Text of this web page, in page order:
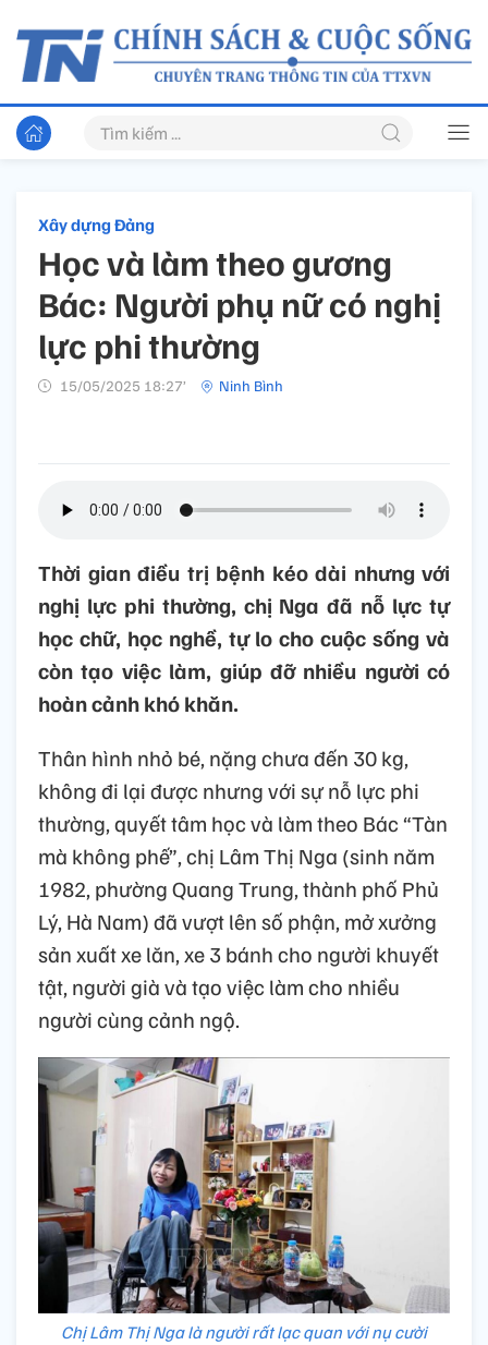
Xây dựng Đảng
Học và làm theo gương
Bác: Người phụ nữ có nghị
lực phi thường
15/05/2025 18:27’ Ninh Bình
Thời gian điều trị bệnh kéo dài nhưng với
nghị lực phi thường, chị Nga đã nỗ lực tự
học chữ, học nghề, tự lo cho cuộc sống và
còn tạo việc làm, giúp đỡ nhiều người có
hoàn cảnh khó khăn.
Thân hình nhỏ bé, nặng chưa đến 30 kg,
không đi lại được nhưng với sự nỗ lực phi
thường, quyết tâm học và làm theo Bác “Tàn
mà không phế”, chị Lâm Thị Nga (sinh năm
1982, phường Quang Trung, thành phố Phủ
Lý, Hà Nam) đã vượt lên số phận, mở xưởng
sản xuất xe lăn, xe 3 bánh cho người khuyết
tật, người già và tạo việc làm cho nhiều
người cùng cảnh ngộ.
Chị Lâm Thị Nga là người rất lạc quan với nụ cười